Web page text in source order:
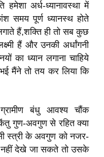
हमेशा अर्ध-ध्यानावस्था में
समय पूर्ण ध्यानस्थ होते
हैं,शक्ति ही तो सब कुछ
हैं और उनकी अर्धांगनी
का ध्यान लगाना चाहिये
मैंने तो तय कर लिया कि
बंधु आवश्य चौंक
गुण-अवगुण से रहित क्या
स्त्री के अवगुण को नजर-
देखे जा सकते तो उसके